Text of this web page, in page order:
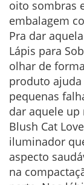
oito sombras
embalagem
Pra dar
Lápis para
olhar de
produto
pequenas
dar aquele
Blush Cat
iluminador
aspecto
na